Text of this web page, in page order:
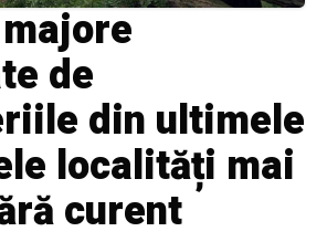
de
din ultimele
localități mai
curent